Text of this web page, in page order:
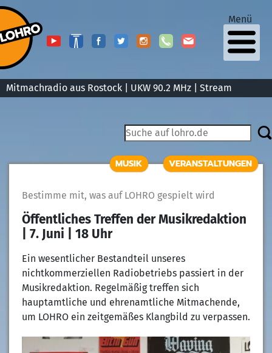
Mitmachradio aus Rostock | UKW 90.2 MHz | Stream
Menü
MUSIK VERANSTALTUNGEN
Bestimme mit, was auf LOHRO gespielt wird
Öffentliches Treffen der Musikredaktion
| 7. Juni | 18 Uhr
Ein wesentlicher Bestandteil unseres
nichtkommerziellen Radiobetriebs passiert in der
Musikredaktion. Regelmäßig treffen sich
hauptamtliche und ehrenamtliche Mitmachende,
um LOHRO ein zeitgemäßes Klangbild zu verpassen.